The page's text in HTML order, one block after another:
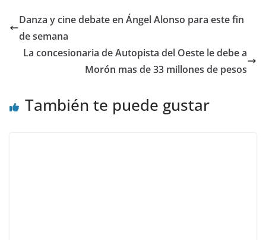
Danza y cine debate en Ángel Alonso para este fin
de semana
La concesionaria de Autopista del Oeste le debe a
Morón mas de 33 millones de pesos
También te puede gustar